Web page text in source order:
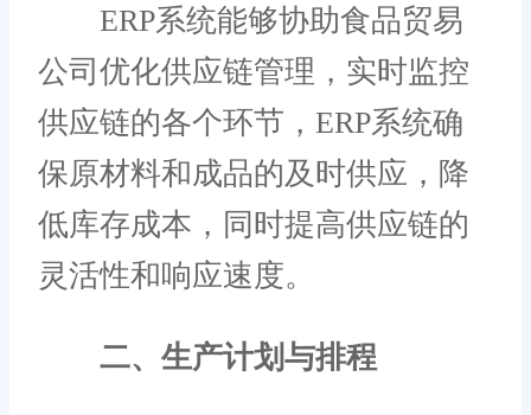
ERP系统能够协助食品贸易
公司优化供应链管理，实时监控
供应链的各个环节，ERP系统确
保原材料和成品的及时供应，降
低库存成本，同时提高供应链的
灵活性和响应速度。
二、生产计划与排程